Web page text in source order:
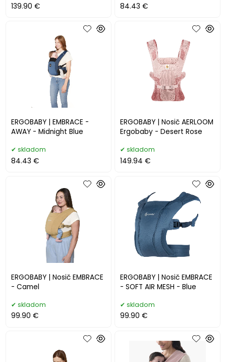
139.90 € 84.43 €
ERGOBABY | EMBRACE -
AWAY - Midnight Blue
skladom
84.43 €
ERGOBABY | Nosič AERLOOM
Ergobaby - Desert Rose
skladom
149.94 €
ERGOBABY | Nosič EMBRACE
- Camel
skladom
99.90 €
ERGOBABY | Nosič EMBRACE
- SOFT AIR MESH - Blue
skladom
99.90 €